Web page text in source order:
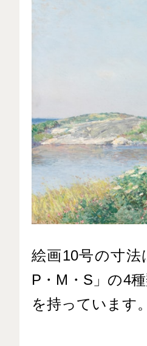
絵画10号の寸法
P・M・S」の4
を持っています。